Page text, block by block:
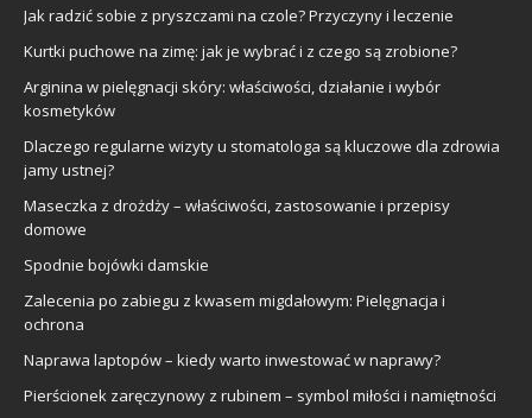
Jak radzić sobie z pryszczami na czole? Przyczyny i leczenie
Kurtki puchowe na zimę: jak je wybrać i z czego są zrobione?
Arginina w pielęgnacji skóry: właściwości, działanie i wybór
kosmetyków
Dlaczego regularne wizyty u stomatologa są kluczowe dla zdrowia
jamy ustnej?
Maseczka z drożdży – właściwości, zastosowanie i przepisy
domowe
Spodnie bojówki damskie
Zalecenia po zabiegu z kwasem migdałowym: Pielęgnacja i
ochrona
Naprawa laptopów – kiedy warto inwestować w naprawy?
Pierścionek zaręczynowy z rubinem – symbol miłości i namiętności